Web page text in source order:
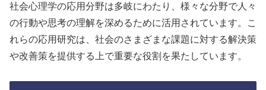
社会心理学の応用分野は多岐にわたり、様々な分野で人々
の行動や思考の理解を深めるために活用されています。こ
れらの応用研究は、社会のさまざまな課題に対する解決策
や改善策を提供する上で重要な役割を果たしています。